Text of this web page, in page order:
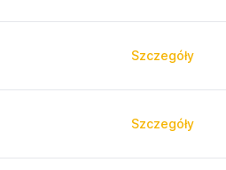
Szczegóły
Szczegóły